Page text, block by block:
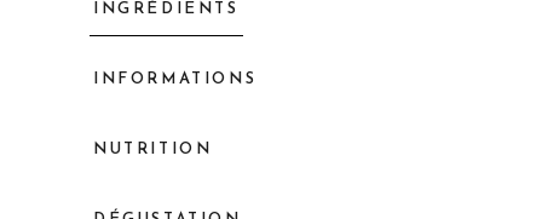
INGRÉDIENTS
INFORMATIONS
NUTRITION